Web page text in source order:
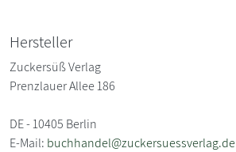
Hersteller
Zuckersüß Verlag
Prenzlauer Allee 186
DE - 10405 Berlin
E-Mail: buchhandel@zuckersuessverlag.de